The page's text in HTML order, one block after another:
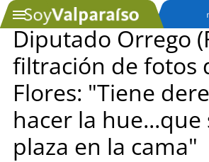
Podcast
Actualidad
Diputado Orrego
filtración de fotos
Flores: "Tiene
hacer la hue...que
plaza en la cama"